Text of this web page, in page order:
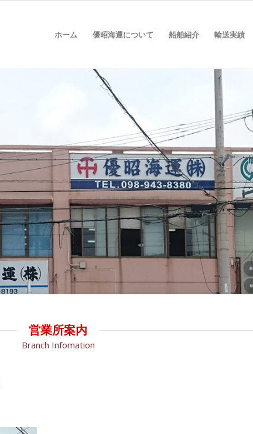
ホーム 優昭海運について 船舶紹介 輸送実績
営業所案内
Branch Infomation